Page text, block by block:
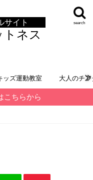
サイト
ネス
search
ッズ運動教室 大人のチ
こちらから